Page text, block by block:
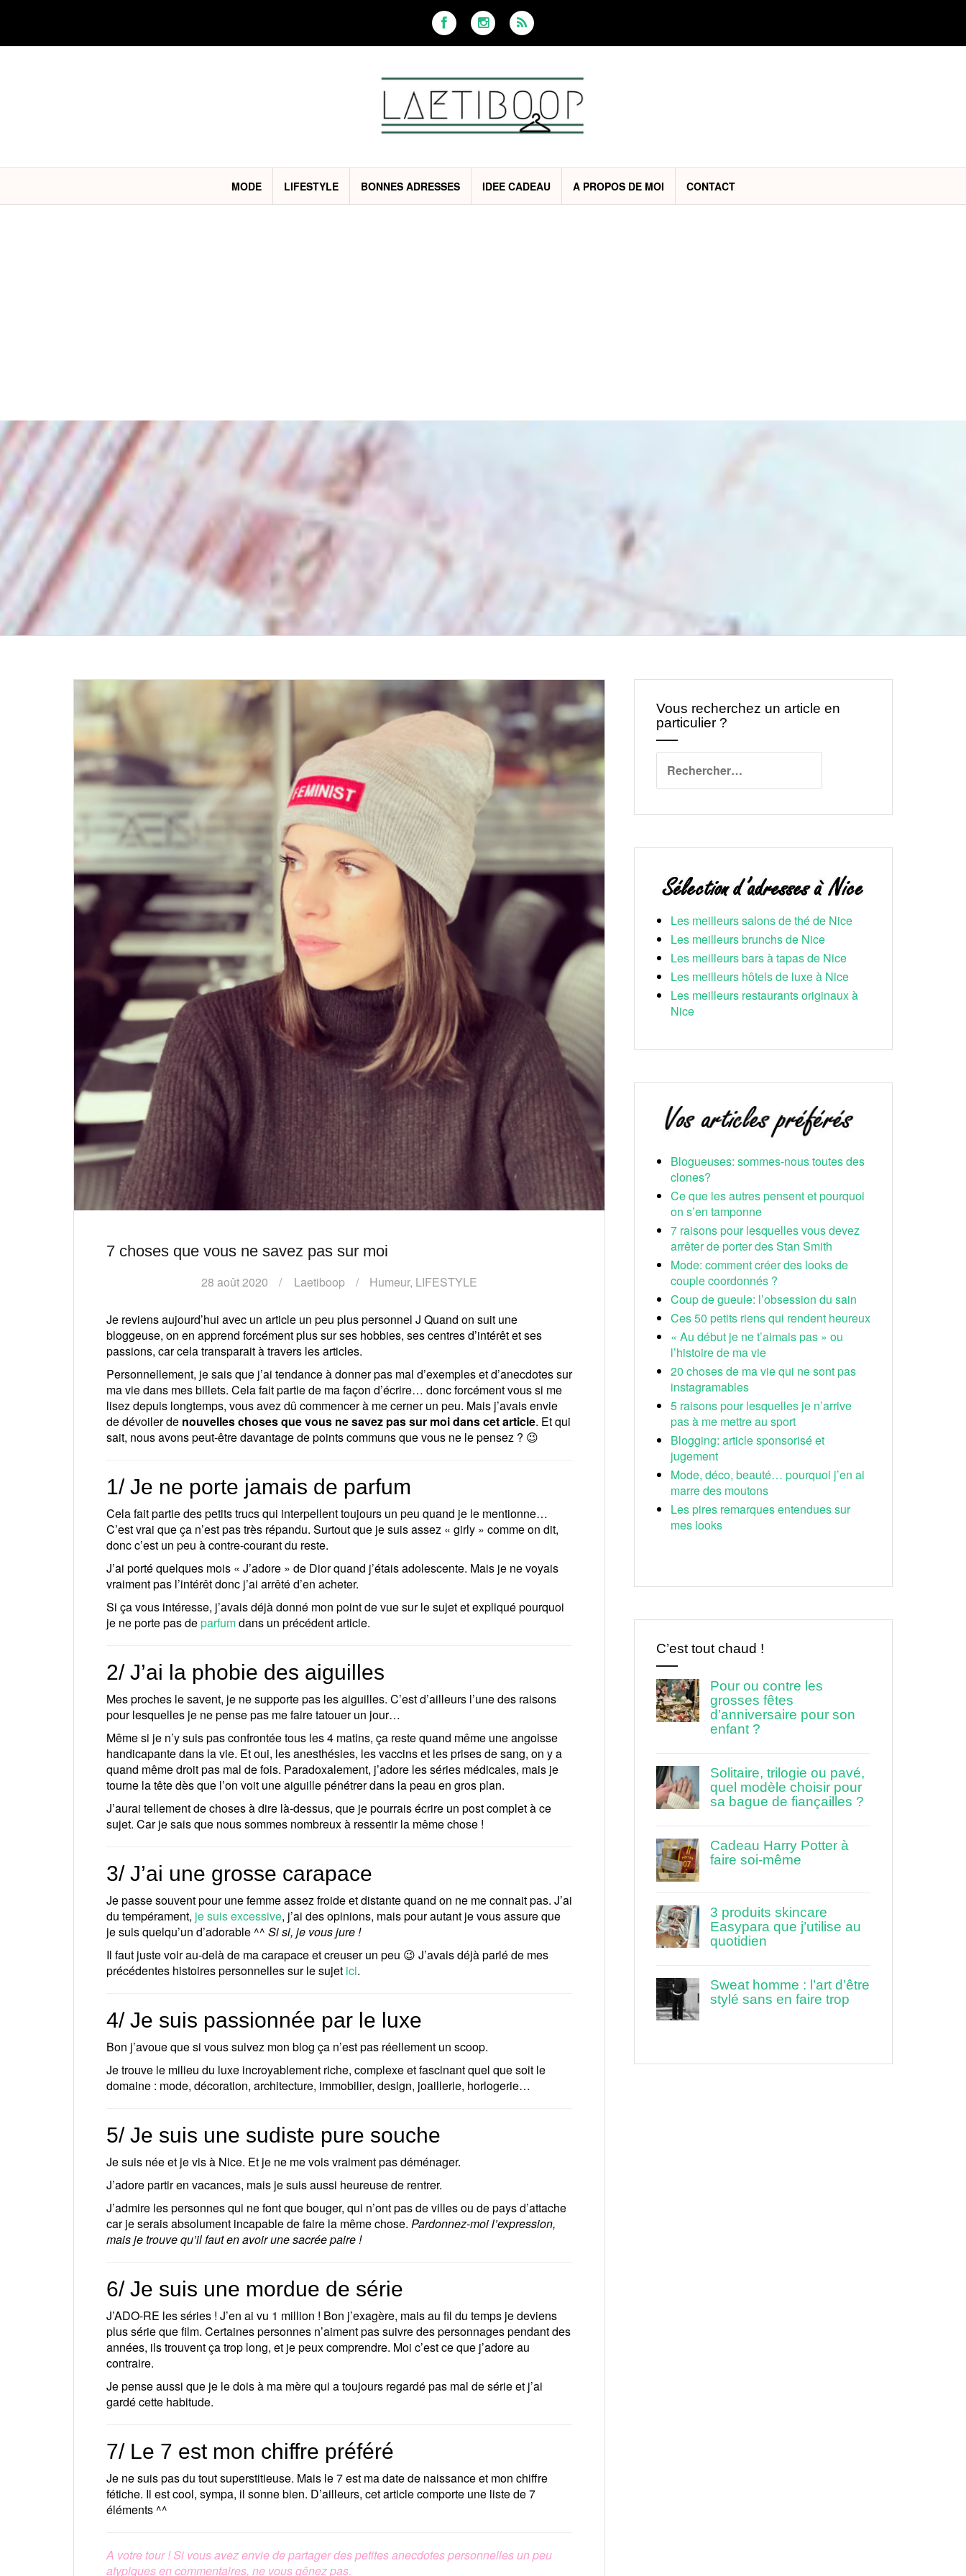
MODE LIFESTYLE BONNES ADRESSES IDEE CADEAU A PROPOS DE MOI CONTACT
7 choses que vous ne savez pas sur moi
28 août 2020 Laetiboop Humeur, LIFESTYLE
Je reviens aujourd’hui avec un article un peu plus personnel J Quand on suit une
bloggeuse, on en apprend forcément plus sur ses hobbies, ses centres d’intérêt et ses
passions, car cela transparait à travers les articles.
Personnellement, je sais que j’ai tendance à donner pas mal d’exemples et d’anecdotes sur
ma vie dans mes billets. Cela fait partie de ma façon d’écrire… donc forcément vous si me
lisez depuis longtemps, vous avez dû commencer à me cerner un peu. Mais j’avais envie
de dévoiler de nouvelles choses que vous ne savez pas sur moi dans cet article. Et qui
sait, nous avons peut-être davantage de points communs que vous ne le pensez ? 😉
1/ Je ne porte jamais de parfum
Cela fait partie des petits trucs qui interpellent toujours un peu quand je le mentionne…
C’est vrai que ça n’est pas très répandu. Surtout que je suis assez « girly » comme on dit,
donc c’est un peu à contre-courant du reste.
J’ai porté quelques mois « J’adore » de Dior quand j’étais adolescente. Mais je ne voyais
vraiment pas l’intérêt donc j’ai arrêté d’en acheter.
Si ça vous intéresse, j’avais déjà donné mon point de vue sur le sujet et expliqué pourquoi
je ne porte pas deparfumdans un précédent article.
2/ J’ai la phobie des aiguilles
Mes proches le savent, je ne supporte pas les aiguilles. C’est d’ailleurs l’une des raisons
pour lesquelles je ne pense pas me faire tatouer un jour…
Même si je n’y suis pas confrontée tous les 4 matins, ça reste quand même une angoisse
handicapante dans la vie. Et oui, les anesthésies, les vaccins et les prises de sang, on y a
quand même droit pas mal de fois. Paradoxalement, j’adore les séries médicales, mais je
tourne la tête dès que l’on voit une aiguille pénétrer dans la peau en gros plan.
J’aurai tellement de choses à dire là-dessus, que je pourrais écrire un post complet à ce
sujet. Car je sais que nous sommes nombreux à ressentir la même chose !
3/ J’ai une grosse carapace
Je passe souvent pour une femme assez froide et distante quand on ne me connait pas. J’ai
du tempérament, je suis excessive, j’ai des opinions, mais pour autant je vous assure que
je suis quelqu’un d’adorable ^^ Si si, je vous jure !
Il faut juste voir au-delà de ma carapace et creuser un peu 😉 J’avais déjà parlé de mes
précédentes histoires personnelles sur le sujet ici.
4/ Je suis passionnée par le luxe
Bon j’avoue que si vous suivez mon blog ça n’est pas réellement un scoop.
Je trouve le milieu du luxe incroyablement riche, complexe et fascinant quel que soit le
domaine : mode, décoration, architecture, immobilier, design, joaillerie, horlogerie…
5/ Je suis une sudiste pure souche
Je suis née et je vis à Nice. Et je ne me vois vraiment pas déménager.
J’adore partir en vacances, mais je suis aussi heureuse de rentrer.
J’admire les personnes qui ne font que bouger, qui n’ont pas de villes ou de pays d’attache
car je serais absolument incapable de faire la même chose. Pardonnez-moi l’expression,
mais je trouve qu’il faut en avoir une sacrée paire !
6/ Je suis une mordue de série
J’ADO-RE les séries ! J’en ai vu 1 million ! Bon j’exagère, mais au fil du temps je deviens
plus série que film. Certaines personnes n’aiment pas suivre des personnages pendant des
années, ils trouvent ça trop long, et je peux comprendre. Moi c’est ce que j’adore au
contraire.
Je pense aussi que je le dois à ma mère qui a toujours regardé pas mal de série et j’ai
gardé cette habitude.
7/ Le 7 est mon chiffre préféré
Je ne suis pas du tout superstitieuse. Mais le 7 est ma date de naissance et mon chiffre
fétiche. Il est cool, sympa, il sonne bien. D’ailleurs, cet article comporte une liste de 7
éléments ^^
A votre tour ! Si vous avez envie de partager des petites anecdotes personnelles un peu
atypiques en commentaires, ne vous gênez pas.
Vous recherchez un article en
particulier ?
Les meilleurs salons de thé de Nice
Les meilleurs brunchs de Nice
Les meilleurs bars à tapas de Nice
Les meilleurs hôtels de luxe à Nice
Les meilleurs restaurants originaux à
Nice
Blogueuses: sommes-nous toutes des
clones?
Ce que les autres pensent et pourquoi
on s’en tamponne
7 raisons pour lesquelles vous devez
arrêter de porter des Stan Smith
Mode: comment créer des looks de
couple coordonnés ?
Coup de gueule: l’obsession du sain
Ces 50 petits riens qui rendent heureux
« Au début je ne t’aimais pas » ou
l’histoire de ma vie
20 choses de ma vie qui ne sont pas
instagramables
5 raisons pour lesquelles je n’arrive
pas à me mettre au sport
Blogging: article sponsorisé et
jugement
Mode, déco, beauté… pourquoi j’en ai
marre des moutons
Les pires remarques entendues sur
mes looks
C’est tout chaud !
Pour ou contre les
grosses fêtes
d’anniversaire pour son
enfant ?
Solitaire, trilogie ou pavé,
quel modèle choisir pour
sa bague de fiançailles ?
Cadeau Harry Potter à
faire soi-même
3 produits skincare
Easypara que j’utilise au
quotidien
Sweat homme : l’art d’être
stylé sans en faire trop